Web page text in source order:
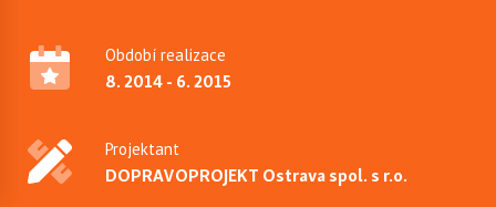
Období realizace
8. 2014 - 6. 2015
Projektant
DOPRAVOPROJEKT Ostrava spol. s r.o.